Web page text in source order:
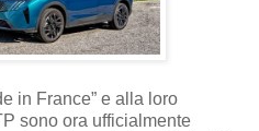
in France” e alla loro
sono ora ufficialmente